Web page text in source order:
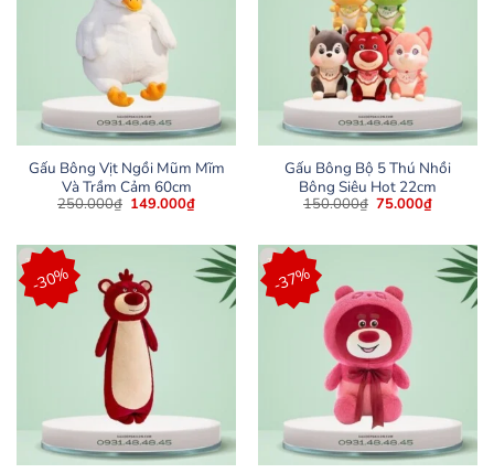
Gấu Bông Vịt Ngồi Mũm Mĩm
Và Trầm Cảm 60cm
250.000₫ Giá
250.000₫.
149.000₫Giá
hiện
là:
149.000₫.
Gấu Bông Bộ 5 Thú Nhồi
Bông Siêu Hot 22cm
150.000₫ Giá
150.000₫.
75.000₫Giá
hiện
là:
75.000₫.
-30% -37%